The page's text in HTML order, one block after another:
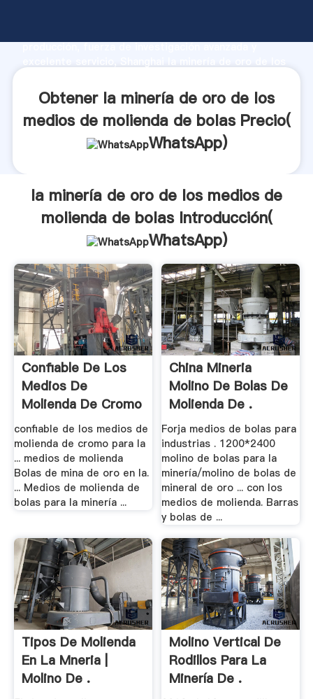
producción, fuerza de investigación avanzada y
y aporta valores a todos los clientes.
Obtener la minería de oro de los
medios de molienda de bolas Precio(
WhatsApp)
la minería de oro de los medios de
molienda de bolas Introducción(
WhatsApp)
Confiable De Los
Medios De
Molienda De Cromo
.
confiable de los medios de
molienda de cromo para la
... medios de molienda
Bolas de mina de oro en la.
... Medios de molienda de
bolas para la minería ...
China Mineria
Molino De Bolas De
Molienda De .
Forja medios de bolas para
industrias . 1200*2400
molino de bolas para la
minería/molino de bolas de
mineral de oro ... con los
medios de molienda. Barras
y bolas de ...
Tipos De Molienda
En La Mneria |
Molino De .
Molino Vertical De
Rodillos Para La
Minería De .